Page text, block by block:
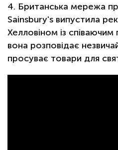
4. Британська мережа
Sainsbury's випустила
Хелловіном із
вона розповідає
просуває товари для